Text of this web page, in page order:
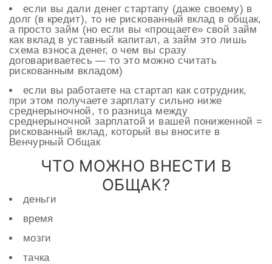
если вы дали денег стартапу (даже своему) в
долг (в кредит), то не рискованный вклад в общак,
а просто займ (но если вы «прощаете» свой займ
как вклад в уставный капитал, а займ это лишь
схема взноса денег, о чем вы сразу
договариваетесь — то это можно считать
рискованным вкладом)
если вы работаете на стартап как сотрудник,
при этом получаете зарплату сильно ниже
среднерыночной, то разница между
среднерыночной зарплатой и вашей пониженной =
рискованный вклад, который вы вносите в
Венчурный Общак
ЧТО МОЖНО ВНЕСТИ В
ОБЩАК?
деньги
время
мозги
тачка